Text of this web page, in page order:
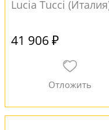
Lucia Tucci
41 906 ₽